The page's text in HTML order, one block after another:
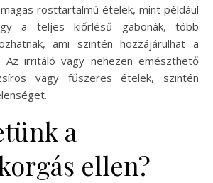
rosttartalmú ételek, mint például
a teljes kiőrlésű gabonák, több
ami szintén hozzájárulhat a
Az irritáló vagy nehezen emészthető
vagy fűszeres ételek, szintén
a
ellen?